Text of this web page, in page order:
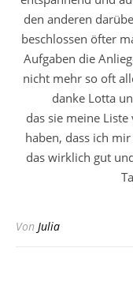
den anderen
beschlossen öfter
Aufgaben die
nicht mehr so oft
danke Lotta
das sie meine
haben, dass ich
das wirklich gut
Von Julia